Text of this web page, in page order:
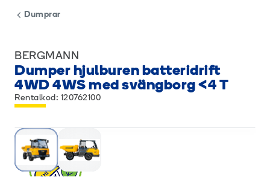
Dumprar
BERGMANN
Dumper hjulburen batteridrift
4WD 4WS med svängborg <4 T
Rentalkod: 120762100